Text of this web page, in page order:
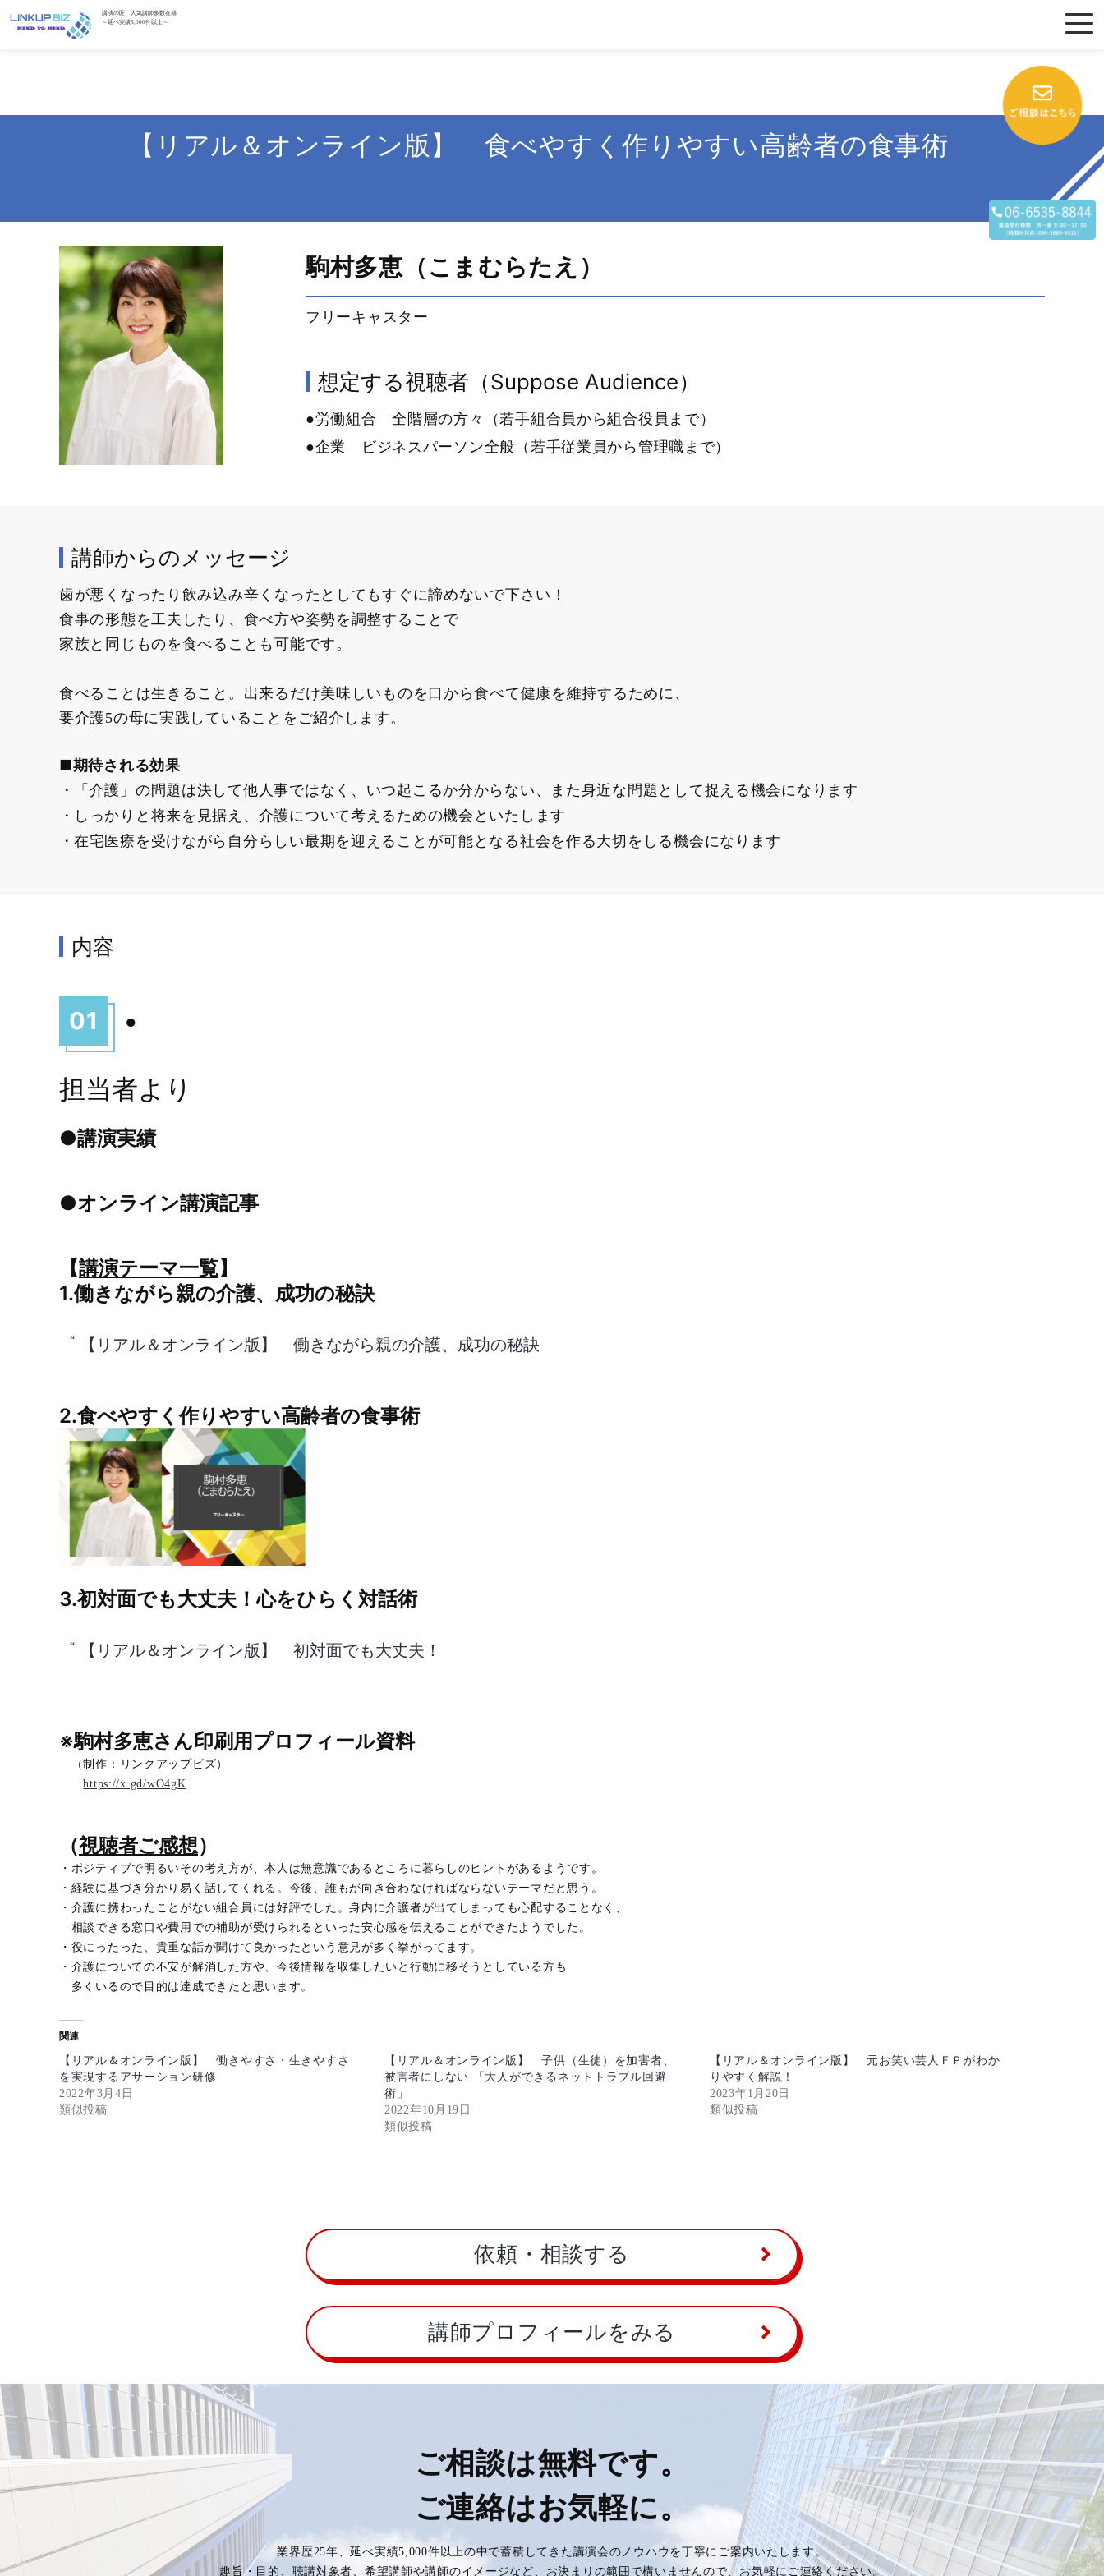
講演の匠 人気講師多数在籍
～延べ実績5,000件以上～
【リアル＆オンライン版】 食べやすく作りやすい高齢者の食事術
駒村多恵（こまむらたえ）
フリーキャスター
想定する視聴者（Suppose Audience）
●労働組合 全階層の方々（若手組合員から組合役員まで）
●企業 ビジネスパーソン全般（若手従業員から管理職まで）
講師からのメッセージ
歯が悪くなったり飲み込み辛くなったとしてもすぐに諦めないで下さい！
食事の形態を工夫したり、食べ方や姿勢を調整することで
家族と同じものを食べることも可能です。
食べることは生きること。出来るだけ美味しいものを口から食べて健康を維持するために、
要介護5の母に実践していることをご紹介します。
■期待される効果
「介護」の問題は決して他人事ではなく、いつ起こるか分からない、また身近な問題として捉える機会になります
しっかりと将来を見据え、介護について考えるための機会といたします
在宅医療を受けながら自分らしい最期を迎えることが可能となる社会を作る大切をしる機会になります
内容
01 ●
担当者より
●講演実績
●オンライン講演記事
【講演テーマ一覧】
1.働きながら親の介護、成功の秘訣
【リアル＆オンライン版】 働きながら親の介護、成功の秘訣
2.食べやすく作りやすい高齢者の食事術
3.初対面でも大丈夫！心をひらく対話術
【リアル＆オンライン版】 初対面でも大丈夫！
※駒村多恵さん印刷用プロフィール資料
（制作：リンクアップビズ）
https://x.gd/wO4gK
（視聴者ご感想）
・ポジティブで明るいその考え方が、本人は無意識であるところに暮らしのヒントがあるようです。
・経験に基づき分かり易く話してくれる。今後、誰もが向き合わなければならないテーマだと思う。
・介護に携わったことがない組合員には好評でした。身内に介護者が出てしまっても心配することなく、
相談できる窓口や費用での補助が受けられるといった安心感を伝えることができたようでした。
・役にったった、貴重な話が聞けて良かったという意見が多く挙がってます。
・介護についての不安が解消した方や、今後情報を収集したいと行動に移そうとしている方も
多くいるので目的は達成できたと思います。
関連
【リアル＆オンライン版】 働きやすさ・生きやすさ
を実現するアサーション研修
2022年3月4日
類似投稿
【リアル＆オンライン版】 子供（生徒）を加害者、
被害者にしない 「大人ができるネットトラブル回避
術」
2022年10月19日
類似投稿
【リアル＆オンライン版】 元お笑い芸人ＦＰがわか
りやすく解説！
2023年1月20日
類似投稿
依頼・相談する
講師プロフィールをみる
ご相談は無料です。
ご連絡はお気軽に。
業界歴25年、延べ実績5,000件以上の中で蓄積してきた講演会のノウハウを丁寧にご案内いたします。
趣旨・目的、聴講対象者、希望講師や講師のイメージなど、お決まりの範囲で構いませんので、お気軽にご連絡ください。